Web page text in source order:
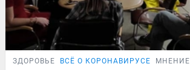
ЗДОРОВЬЕ ВСЁ О КОРОНАВИРУСЕ МНЕНИЕ